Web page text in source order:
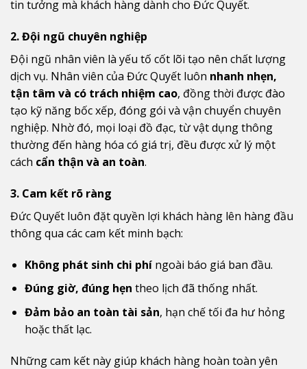
tin tưởng mà khách hàng dành cho Đức Quyết.
2. Đội ngũ chuyên nghiệp
Đội ngũ nhân viên là yếu tố cốt lõi tạo nên chất lượng
dịch vụ. Nhân viên của Đức Quyết luôn nhanh nhẹn,
tận tâm và có trách nhiệm cao, đồng thời được đào
tạo kỹ năng bốc xếp, đóng gói và vận chuyển chuyên
nghiệp. Nhờ đó, mọi loại đồ đạc, từ vật dụng thông
thường đến hàng hóa có giá trị, đều được xử lý một
cách cẩn thận và an toàn.
3. Cam kết rõ ràng
Đức Quyết luôn đặt quyền lợi khách hàng lên hàng đầu
thông qua các cam kết minh bạch:
Không phát sinh chi phíngoài báo giá ban đầu.
Đúng giờ, đúng hẹn theo lịch đã thống nhất.
Đảm bảo an toàn tài sản, hạn chế tối đa hư hỏng
hoặc thất lạc.
Những cam kết này giúp khách hàng hoàn toàn yên